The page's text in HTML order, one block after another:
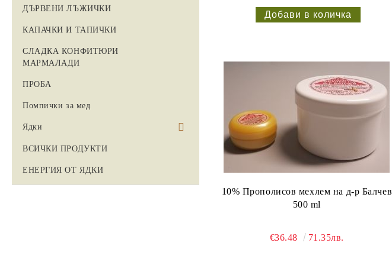
ДЪРВЕНИ ЛЪЖИЧКИ
КАПАЧКИ И ТАПИЧКИ
СЛАДКА КОНФИТЮРИ
МАРМАЛАДИ
ПРОБА
Помпички за мед
Ядки
Бадеми
ВСИЧКИ ПРОДУКТИ
ЕНЕРГИЯ ОТ ЯДКИ
10% Прополисов мехлем на д-р Балчев
500 ml
€36.48
71.35лв.